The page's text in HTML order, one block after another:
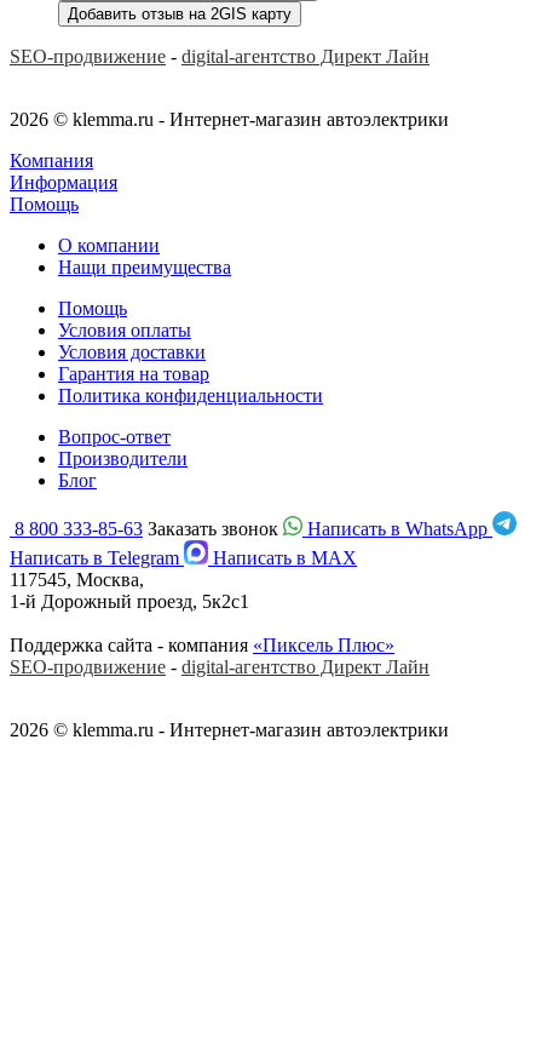
Добавить отзыв на 2GIS карту
SEO-продвижение - digital-агентство Директ Лайн
2026 © klemma.ru - Интернет-магазин автоэлектрики
Компания
Информация
Помощь
О компании
Нащи преимущества
Помощь
Условия оплаты
Условия доставки
Гарантия на товар
Политика конфиденциальности
Вопрос-ответ
Производители
Блог
8 800 333-85-63 Заказать звонок
Написать в WhatsApp
Написать в Telegram
Написать в MAX
117545, Москва,
1-й Дорожный проезд, 5к2с1
Поддержка сайта - компания «Пиксель Плюс»
SEO-продвижение - digital-агентство Директ Лайн
2026 © klemma.ru - Интернет-магазин автоэлектрики